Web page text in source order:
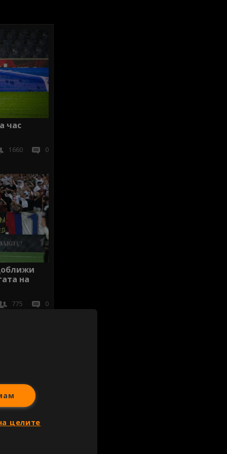
час
1660 0
на
775
0
целите